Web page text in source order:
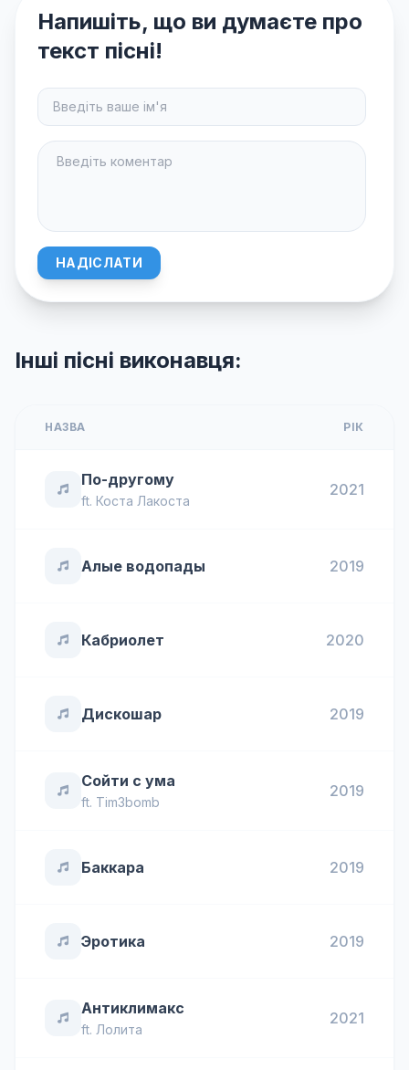
Напишіть, що ви думаєте про
текст пісні!
НАДІСЛАТИ
Інші пісні виконавця:
НАЗВА РІК
По-другому
ft. Коста Лакоста
2021
Алые водопады 2019
Кабриолет 2020
Дискошар 2019
Сойти с ума
ft. Tim3bomb
2019
Баккара 2019
Эротика 2019
Антиклимакс
ft. Лолита
2021